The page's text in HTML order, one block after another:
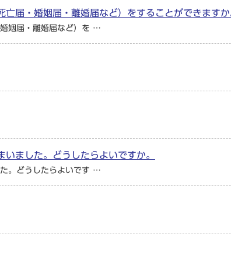
届・婚姻届・離婚届など）をすることができます
姻届・離婚届など）を …
ました。どうしたらよいですか。
。どうしたらよいです …